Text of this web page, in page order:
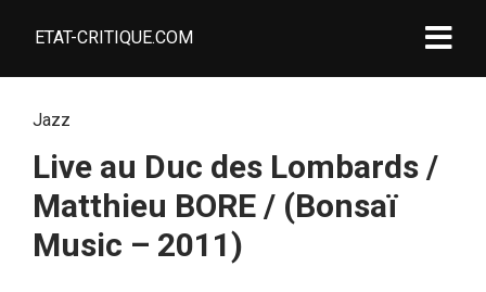
ETAT-CRITIQUE.COM
Jazz
Live au Duc des Lombards /
Matthieu BORE / (Bonsaï
Music – 2011)